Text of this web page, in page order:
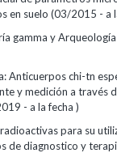
en suelo (03/2015 - a
gamma y
Anticuerpos chi-tn
y medición a través
- a la fecha )
para su
de diagnostico y